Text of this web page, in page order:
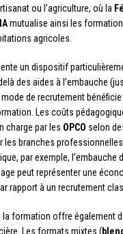
ou l’agriculture, où la
mutualise ainsi les
agricoles.
un dispositif
des aides à l’embauche
de recrutement
Les coûts
charge par les OPCO selon
les branches
par exemple, l’embauche
peut représenter une
rapport à un recrutement
la formation offre également
Les formats mixtes (